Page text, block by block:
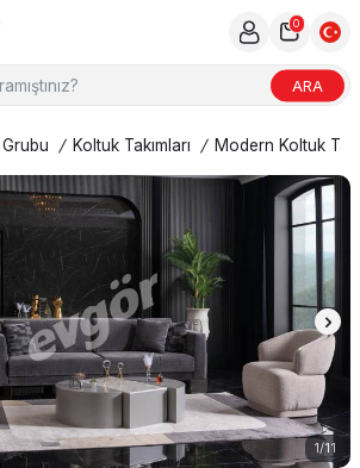
ARA
0
/ Koltuk Takımları / Modern Koltuk
1/11